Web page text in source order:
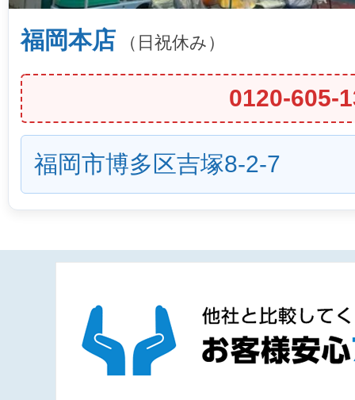
福岡本店 （日祝休み）
0120-605-
福岡市博多区吉塚8-2-7